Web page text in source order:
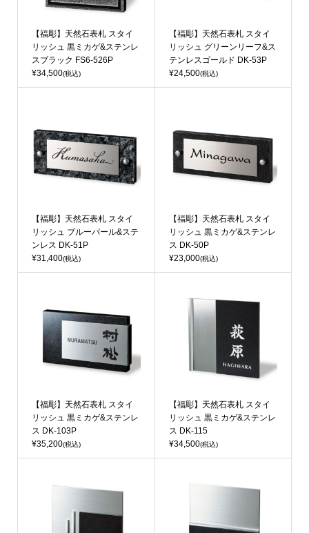
【福彫】天然石表札 スタイ
リッシュ 黒ミカゲ&ステンレ
スブラック FS6-526P
¥34,500(税込)
【福彫】天然石表札 スタイ
リッシュ グリーンリーフ&ス
テンレスゴールド DK-53P
¥24,500(税込)
【福彫】天然石表札 スタイ
リッシュ ブルーパール&ステ
ンレス DK-51P
¥31,400(税込)
【福彫】天然石表札 スタイ
リッシュ 黒ミカゲ&ステンレ
ス DK-50P
¥23,000(税込)
【福彫】天然石表札 スタイ
リッシュ 黒ミカゲ&ステンレ
ス DK-103P
¥35,200(税込)
【福彫】天然石表札 スタイ
リッシュ 黒ミカゲ&ステンレ
ス DK-115
¥34,500(税込)